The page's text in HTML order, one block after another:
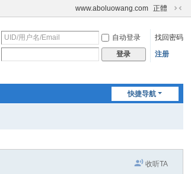
www.aboluowang.com 正體
切
到
自动登录
找回密码
登录 注册
快捷导航
收听TA